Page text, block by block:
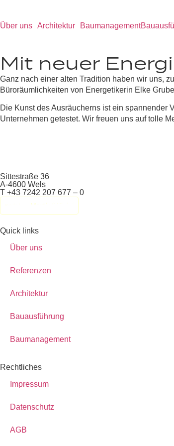
Über uns Architektur Baumanagement
Mit neuer
Ganz nach einer alten Tradition haben wir uns,
Büroräumlichkeiten von Energetikerin Elke
Die Kunst des Ausräucherns ist ein spannender
Unternehmen getestet. Wir freuen uns auf tolle
Sittestraße 36
A-4600 Wels
T +43 7242 207 677 – 0
Quick links
Über uns
Referenzen
Architektur
Bauausführung
Baumanagement
Rechtliches
Impressum
Datenschutz
AGB